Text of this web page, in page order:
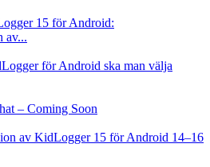
15 för Android:
av...
för Android ska man välja
– Coming Soon
av KidLogger 15 för Android 14–16